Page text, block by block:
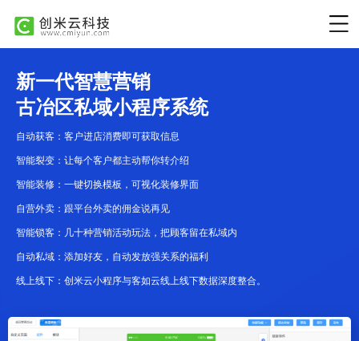
新一代智慧营销
古冶区私域小程序系统
自动获客：客户进店消费即可获取信息
智能裂变：让每个客户都主动帮你转介绍
智能装修：一键切换模板，可视化装修界面
自营外卖：跟平台外卖的佣金说再见
智能锁客：几十种营销活动玩法，把顾客留在私域内
自动私域：添加好友，自动发放强关系的福利
线上线下：创米云小程序与客如云线上线下数据深度整合。